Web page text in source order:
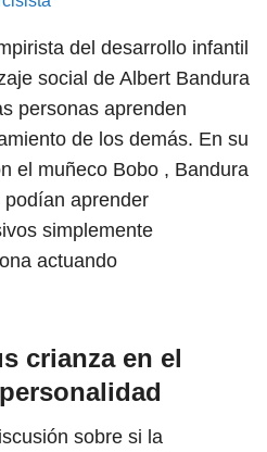
del desarrollo infantil
social de Albert Bandura
personas aprenden
de los demás. En su
el muñeco Bobo , Bandura
aprender
simplemente
actuando
crianza en el
sobre si la